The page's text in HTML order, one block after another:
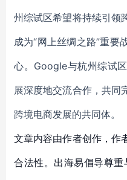
州综试区希望将持续引领
成为“网上丝绸之路”重要
心。Google与杭州综试
展深度地交流合作，共同
跨境电商发展的共同体。
文章内容由作者创作，作
合法性。出海易倡导尊